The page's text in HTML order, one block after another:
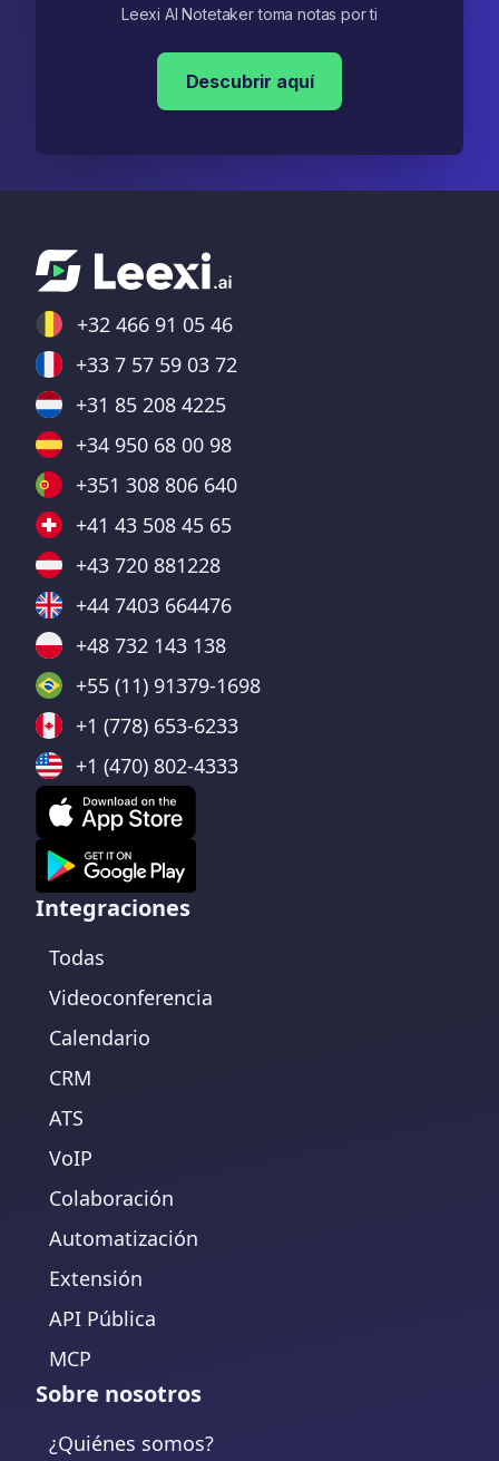
Leexi AI Notetaker toma notas por ti
Descubrir aquí
+32 466 91 05 46
+33 7 57 59 03 72
+31 85 208 4225
+34 950 68 00 98
+351 308 806 640
+41 43 508 45 65
+43 720 881228
+44 7403 664476
+48 732 143 138
+55 (11) 91379-1698
+1 (778) 653-6233
+1 (470) 802-4333
Integraciones
Todas
Videoconferencia
Calendario
CRM
ATS
VoIP
Colaboración
Automatización
Extensión
API Pública
MCP
Sobre nosotros
¿Quiénes somos?